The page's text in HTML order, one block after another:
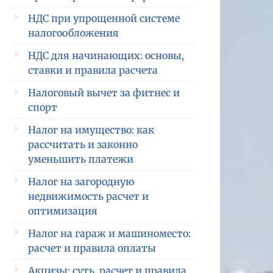
НДС при упрощенной системе
налогообложения
НДС для начинающих: основы,
ставки и правила расчета
Налоговый вычет за фитнес и
спорт
Налог на имущество: как
рассчитать и законно
уменьшить платежи
Налог на загородную
недвижимость расчет и
оптимизация
Налог на гараж и машиноместо:
расчет и правила оплаты
Акцизы: суть, расчет и правила